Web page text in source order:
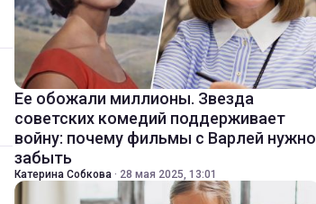
Ее обожали миллионы. Звезда
советских комедий поддерживает
войну: почему фильмы с Варлей нужно
забыть
Катерина Собкова · 28 мая 2025, 13:01